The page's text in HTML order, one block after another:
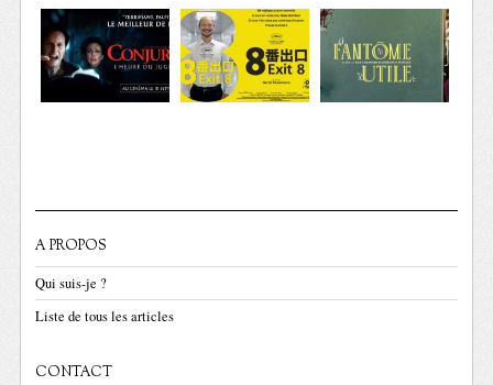
A PROPOS
Qui suis-je ?
Liste de tous les articles
CONTACT